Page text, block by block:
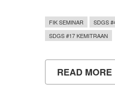
FIK SEMINAR
SDGS
SDGS #17 KEMITRAAN
READ MORE